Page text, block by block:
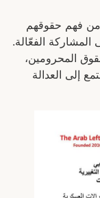
من فهم حقوقهم
الفعّالة.
المحرومين،
إلى العدالة